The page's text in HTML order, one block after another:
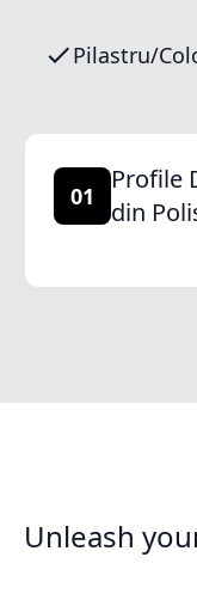
Pilastru/
01
Profile
din
Unleash